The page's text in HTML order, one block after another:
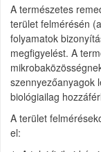
A természetes
terület felmérésén
folyamatok
megfigyelést. A
szennyezőanyagok
biológiailag
A terület
el: